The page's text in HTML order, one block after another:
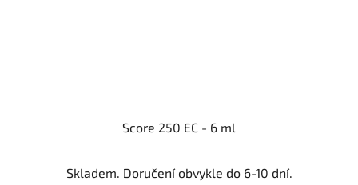
Score 250 EC - 6 ml
Skladem. Doručení obvykle do 6-10 dní.